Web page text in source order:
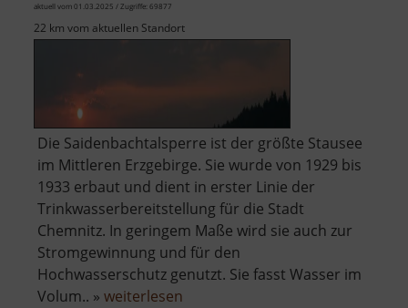
aktuell vom 01.03.2025 / Zugriffe: 69877
22 km vom aktuellen Standort
Die Saidenbachtalsperre ist der größte Stausee
im Mittleren Erzgebirge. Sie wurde von 1929 bis
1933 erbaut und dient in erster Linie der
Trinkwasserbereitstellung für die Stadt
Chemnitz. In geringem Maße wird sie auch zur
Stromgewinnung und für den
Hochwasserschutz genutzt. Sie fasst Wasser im
Volum.. » weiterlesen